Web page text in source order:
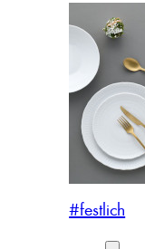
#festlich